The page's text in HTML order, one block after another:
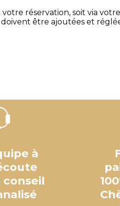
réservation, soit via
être ajoutées et
à
conseil